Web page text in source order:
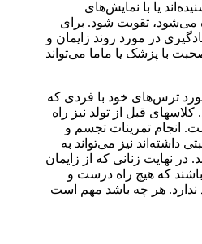
یا با نمایش‌های
می‌شود، تقویت شود. برای
در مورد روند زایمان و
با پزشک یا ماما می‌تواند
ترس‌های خود با فردی که
کلاسهای قبل از تولد نیز راه
انجام تمرینات تجسم و
داشته‌اند نیز می‌تواند به
در نهایت زنانی که از زایمان
که هیچ راه درست و
هر چه باشد مهم است